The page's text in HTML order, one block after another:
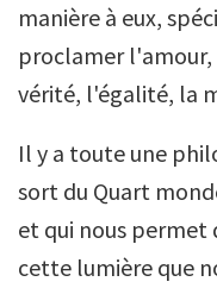
manière à eux,
proclamer
vérité, l'égalité, la
Il y a toute une
sort du Quart
et qui nous permet
cette lumière que